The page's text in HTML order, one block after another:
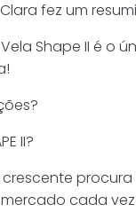
fez um
Shape II é o
II?
crescente procura
mercado cada